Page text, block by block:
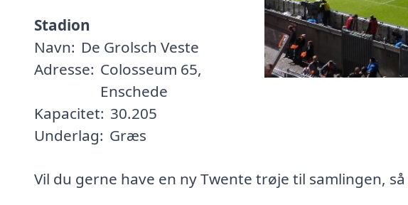
Stadion
Navn: De Grolsch Veste
Adresse: Colosseum 65,
Enschede
Kapacitet: 30.205
Underlag: Græs
Vil du gerne have en ny Twente trøje til samlingen, så